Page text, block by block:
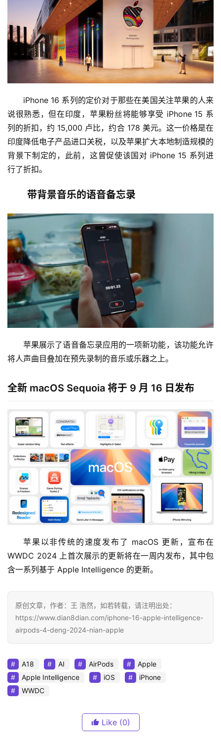
iPhone 16 系列的定价对于那些在美国关注苹果的人来
说很熟悉，但在印度，苹果粉丝将能够享受 iPhone 15 系
列的折扣，约 15,000 卢比，约合 178 美元。这一价格是在
印度降低电子产品进口关税，以及苹果扩大本地制造规模的
背景下制定的，此前，这曾促使该国对 iPhone 15 系列进
行了折扣。
带背景音乐的语音备忘录
苹果展示了语音备忘录应用的一项新功能，该功能允许
将人声曲目叠加在预先录制的音乐或乐器之上。
全新 macOS Sequoia 将于 9 月 16 日发布
苹果以非传统的速度发布了 macOS 更新，宣布在
WWDC 2024 上首次展示的更新将在一周内发布，其中包
含一系列基于 Apple Intelligence 的更新。
原创文章，作者：王 浩然，如若转载，请注明出处：
https://www.dian8dian.com/iphone-16-apple-intelligence-
airpods-4-deng-2024-nian-apple
A18 AI AirPods
Apple
Apple Intelligence
iOS
iPhone
WWDC
Like (0)